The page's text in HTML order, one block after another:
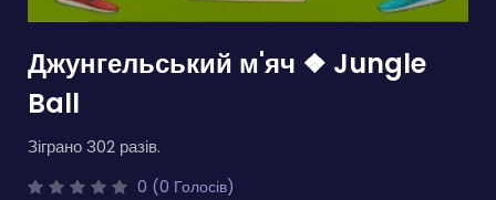
Джунгельський м'яч ❖ Jungle
Ball
Зіграно 302 разів.
0 (0 Голосів)